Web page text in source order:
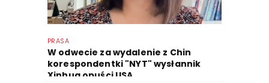
PRASA
W odwecie za wydalenie z Chin
korespondentki "NYT" wysłannik
Xinhua opuści USA